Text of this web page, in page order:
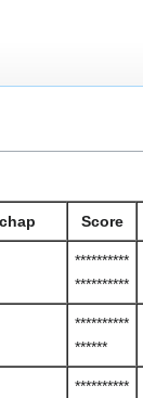
Score
**********
**********
**********
******
**********